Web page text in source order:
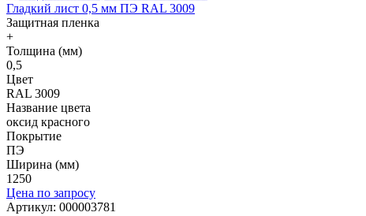
Гладкий лист 0,5 мм ПЭ RAL 3009
Защитная пленка
+
Толщина (мм)
0,5
Цвет
RAL 3009
Название цвета
оксид красного
Покрытие
ПЭ
Ширина (мм)
1250
Цена по запросу
Артикул: 000003781